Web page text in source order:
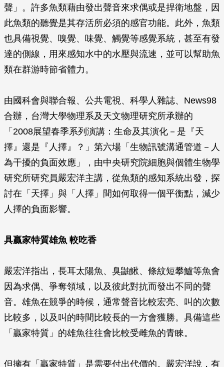
聲」。許多魚類藉由發出聲音來求偶或是捍衛地盤，因
此魚類的聽覺是其存活所必須的感官功能。此外，魚類
也具備視覺、嗅覺、味覺、觸覺等感覺系統，甚至有發
達的側線，用來感知水中的水壓與流速，並可以幫助魚
類在群游時節省體力。
由國科會與聯合報、公共電視、科學人雜誌、News98
合辦，台灣大學物理系及天文物理研究所承辦的
「2008展望春季系列演講：生命及其演化－是『天
擇』還是『人擇』？」第六場「生物訊號溝通管道－人
為干擾的負面效應」，由中央研究院細胞與個體生物學
研究所研究員嚴宏洋主講，從魚類的感知系統出發，探
討在「天擇」與「人擇」間如何取得一個平衡點，減少
人擇的負面影響。
具贏家特質雄魚 較吃香
嚴宏洋指出，長耳太陽魚、臭鼬鰍、條紋短攀鱸等魚會
因為求偶、爭奪領域，以及彼此對抗而發出不同的聲
音。雄魚在競爭的時候，通常聲音比較宏亮、叫的次數
比較多，以及叫的時間比較長的一方會獲勝。具備這些
「贏家特質」的雄魚往往會比較受雌魚的青睞。
但擁有「贏家特質」是需要付出代價的。嚴宏洋說，有